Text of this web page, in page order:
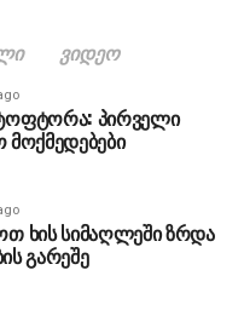
ᲕᲘᲓᲔᲝ
პირველი
მოქმედებები
ხის სიმაღლეში ზრდა
გარეშე